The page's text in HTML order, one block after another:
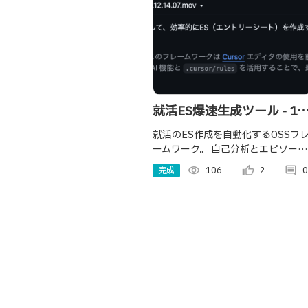
就活ES爆速生成ツール - 10
社分が30分で完成
就活のES作成を自動化するOSSフ
ームワーク。 自己分析とエピソード
を構造化して記入しておけば、
CursorAIが企業ごとにESを自動生
完成 visibility 106 thumb_up_alt 2 comment 0